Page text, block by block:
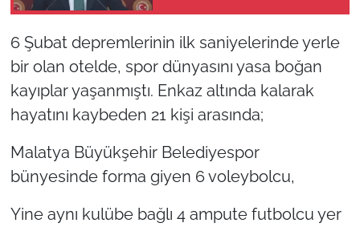
gözaltına alındı
6 Şubat depremlerinin ilk saniyelerinde yerle
bir olan otelde, spor dünyasını yasa boğan
kayıplar yaşanmıştı. Enkaz altında kalarak
hayatını kaybeden 21 kişi arasında;
Malatya Büyükşehir Belediyespor
bünyesinde forma giyen 6 voleybolcu,
Yine aynı kulübe bağlı 4 ampute futbolcu yer